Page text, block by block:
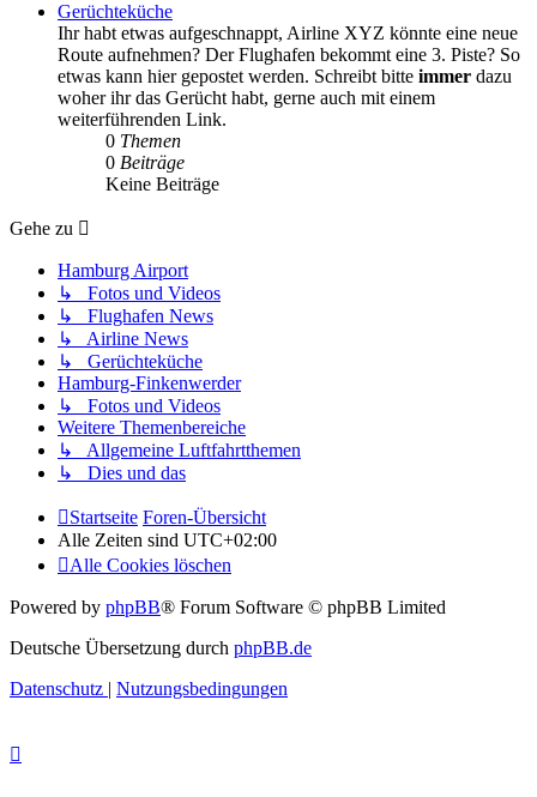
Gerüchteküche
Ihr habt etwas aufgeschnappt, Airline XYZ könnte eine neue
Route aufnehmen? Der Flughafen bekommt eine 3. Piste? So
etwas kann hier gepostet werden. Schreibt bitte immer dazu
woher ihr das Gerücht habt, gerne auch mit einem
weiterführenden Link.
0 Themen
0 Beiträge
Keine Beiträge
Gehe zu
Hamburg Airport
↳ Fotos und Videos
↳ Flughafen News
↳ Airline News
↳ Gerüchteküche
Hamburg-Finkenwerder
↳ Fotos und Videos
Weitere Themenbereiche
↳ Allgemeine Luftfahrtthemen
↳ Dies und das
Startseite Foren-Übersicht
Alle Zeiten sind UTC+02:00
Alle Cookies löschen
Powered by phpBB® Forum Software © phpBB Limited
Deutsche Übersetzung durch phpBB.de
Datenschutz | Nutzungsbedingungen